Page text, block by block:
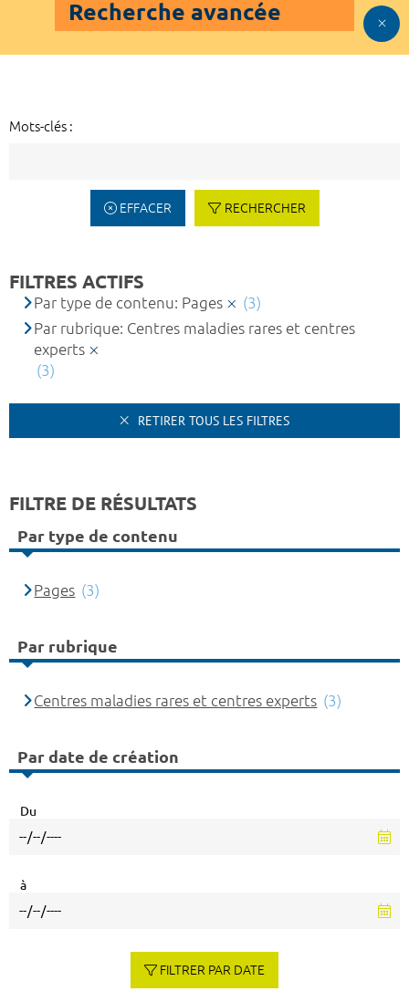
Recherche avancée
Mots-clés :
EFFACER RECHERCHER
FILTRES ACTIFS
Par type de contenu: Pages
(3)
Par rubrique: Centres maladies rares et centres
experts
(3)
RETIRER TOUS LES FILTRES
FILTRE DE RÉSULTATS
Par type de contenu
Pages (3)
Par rubrique
Centres maladies rares et centres experts (3)
Par date de création
Du
à
FILTRER PAR DATE